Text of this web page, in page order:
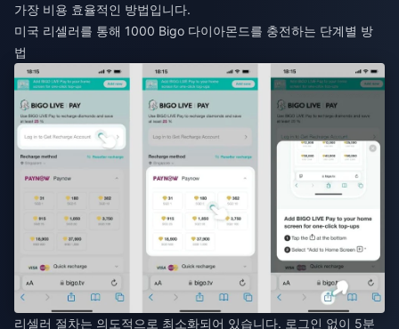
가장 비용 효율적인 방법입니다.
미국 리셀러를 통해 1000 Bigo 다이아몬드를 충전하는 단계별 방
법
리셀러 절차는 의도적으로 최소화되어 있습니다. 로그인 없이 5분